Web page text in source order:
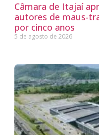
Câmara de Itajaí
autores de maus-
por cinco anos
5 de agosto de 2026